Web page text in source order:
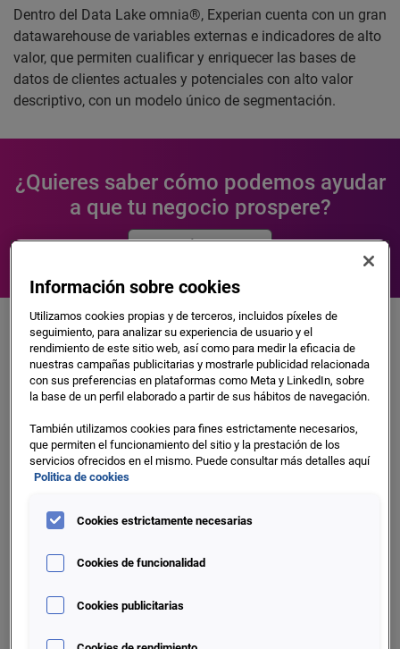
Dentro del Data Lake omnia®, Experian cuenta con un gran
datawarehouse de variables externas e indicadores de alto
valor, que permiten cualificar y enriquecer las bases de
datos de clientes actuales y potenciales con alto valor
descriptivo, con un modelo único de segmentación.
¿Quieres saber cómo podemos ayudar
a que tu negocio prospere?
CONTÁCTANOS
Conoce y segmenta el mercado
empresarial con...
Indicadores Avanzados de Riesgo
entidad
Información sobre cookies
Utilizamos cookies propias y de terceros, incluidos píxeles de
seguimiento, para analizar su experiencia de usuario y el
rendimiento de este sitio web, así como para medir la eficacia de
nuestras campañas publicitarias y mostrarle publicidad relacionada
con sus preferencias en plataformas como Meta y LinkedIn, sobre
la base de un perfil elaborado a partir de sus hábitos de navegación.
También utilizamos cookies para fines estrictamente necesarios,
que permiten el funcionamiento del sitio y la prestación de los
servicios ofrecidos en el mismo. Puede consultar más detalles aquí
Politica de cookies
Cookies estrictamente necesarias
Cookies de funcionalidad
Cookies publicitarias